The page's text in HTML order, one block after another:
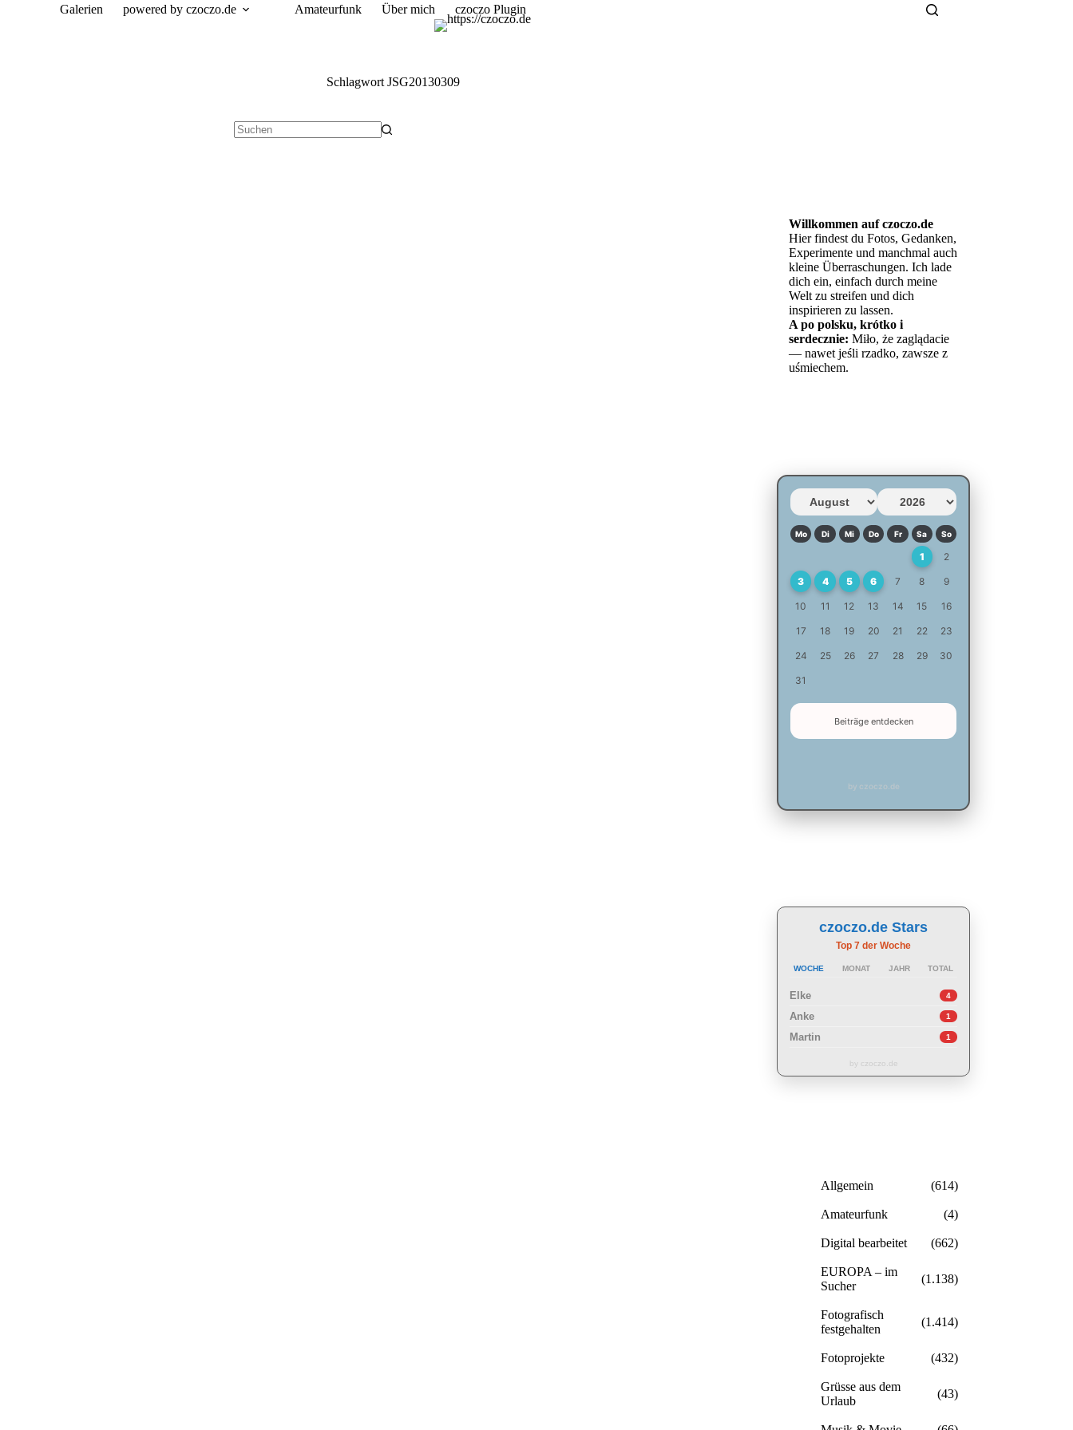
Galerien powered by czoczo.de Amateurfunk Über mich czoczo Plugin
Schlagwort JSG20130309
Willkommen auf czoczo.de
Hier findest du Fotos, Gedanken,
Experimente und manchmal auch
kleine Überraschungen. Ich lade
dich ein, einfach durch meine
Welt zu streifen und dich
inspirieren zu lassen.
A po polsku, krótko i
serdecznie: Miło, że zaglądacie
— nawet jeśli rzadko, zawsze z
uśmiechem.
Mo Di Mi Do Fr Sa So
1 2
3 4 5 6 7 8 9
10 11 12 13 14 15 16
17 18 19 20 21 22 23
24 25 26 27 28 29 30
31
Beiträge entdecken
by czoczo.de
czoczo.de Stars
Top 7 der Woche
WOCHE MONAT JAHR TOTAL
Elke 4
Anke 1
Martin 1
by czoczo.de
Allgemein (614)
Amateurfunk (4)
Digital bearbeitet (662)
EUROPA – im
Sucher
(1.138)
Fotografisch
festgehalten
(1.414)
Fotoprojekte (432)
Grüsse aus dem
Urlaub
(43)